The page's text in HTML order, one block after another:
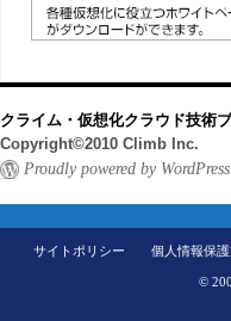
クライム・仮想化クラウド技術
Copyright©2010 Climb Inc.
Proudly powered by WordPress.
サイトポリシー 個人情報保
©